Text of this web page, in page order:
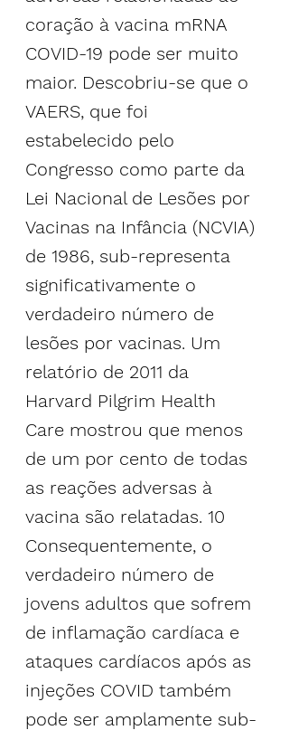
coração à vacina mRNA
COVID-19 pode ser muito
maior. Descobriu-se que o
VAERS, que foi
estabelecido pelo
Congresso como parte da
Lei Nacional de Lesões por
Vacinas na Infância (NCVIA)
de 1986, sub-representa
significativamente o
verdadeiro número de
lesões por vacinas. Um
relatório de 2011 da
Harvard Pilgrim Health
Care mostrou que menos
de um por cento de todas
as reações adversas à
vacina são relatadas. 10
Consequentemente, o
verdadeiro número de
jovens adultos que sofrem
de inflamação cardíaca e
ataques cardíacos após as
injeções COVID também
pode ser amplamente sub-